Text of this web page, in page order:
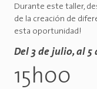
Durante este taller,
de la creación de
esta oportunidad!
Del 3 de julio, al 5
15h00